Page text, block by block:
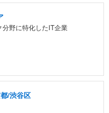
野に特化したIT企業
/渋谷区